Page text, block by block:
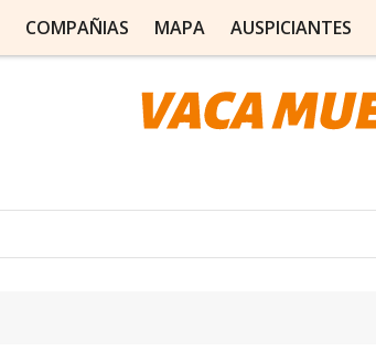
COMPAÑIAS MAPA AUSPICIANTES